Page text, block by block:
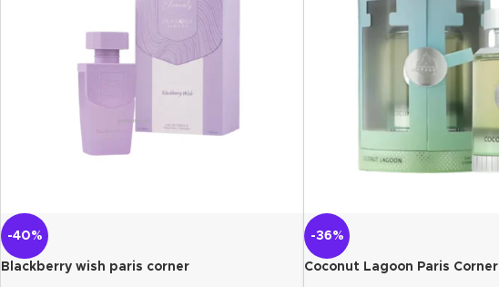
-40%
Blackberry wish paris corner
-36%
Coconut Lagoon Paris Corner